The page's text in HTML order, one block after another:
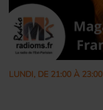
LUNDI, DE 21:00 À 23:00